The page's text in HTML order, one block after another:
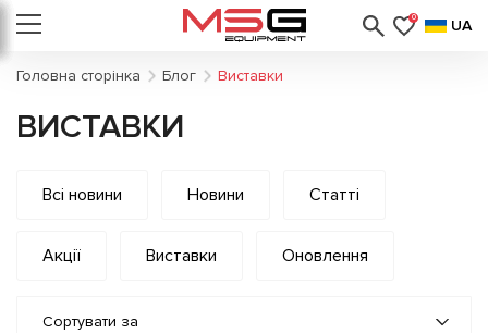
0 UA
Головна сторінка Блог Виставки
ВИСТАВКИ
Всі новини Новини Статті
Акції Виставки Оновлення
Сортувати за